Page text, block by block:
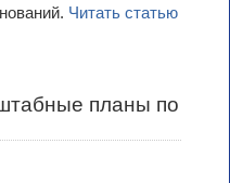
Читать статью
планы по